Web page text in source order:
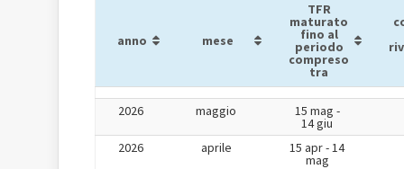
anno mese
TFR
maturato
fino al
periodo
compreso
tra
2026 maggio 15 mag -
14 giu
2026 aprile 15 apr - 14
mag